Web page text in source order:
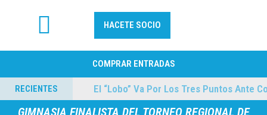
HACETE SOCIO
COMPRAR ENTRADAS
RECIENTES
04/08/2026 El “Lobo” Va Por Los Tres Puntos Ante
GIMNASIA FINALISTA DEL TORNEO REGIONAL DE